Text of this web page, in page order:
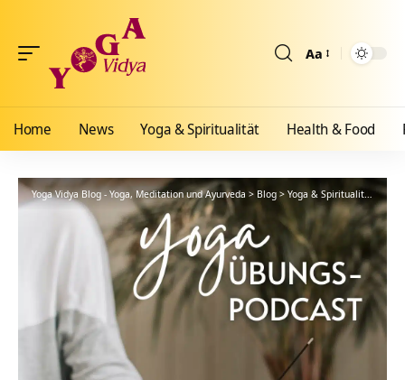
Aa
Home News Yoga & Spiritualität Health & Food
Yoga Vidya Blog - Yoga, Meditation und Ayurveda > Blog > Yoga & Spiritualität >